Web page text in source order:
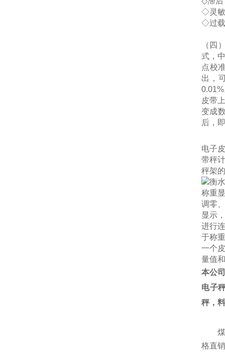
◇灵
◇过
（ 四
式，
点校
出，
0.01%
皮带
变成
后，
电子
带秤
秤架
称重
调零
显示
进行
于称
一个
量值
本公
电子
秤，
格直